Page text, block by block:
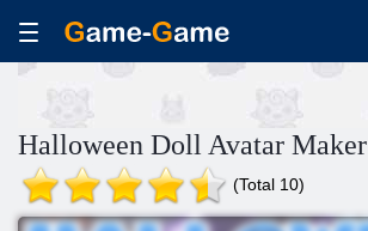
Halloween Doll Avatar Maker
(Total 10)